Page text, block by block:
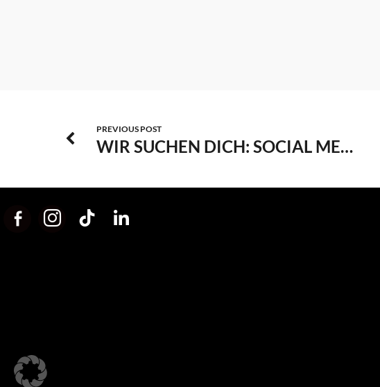
PREVIOUS POST
WIR SUCHEN DICH: SOCIAL MEDIA MANAGER/IN